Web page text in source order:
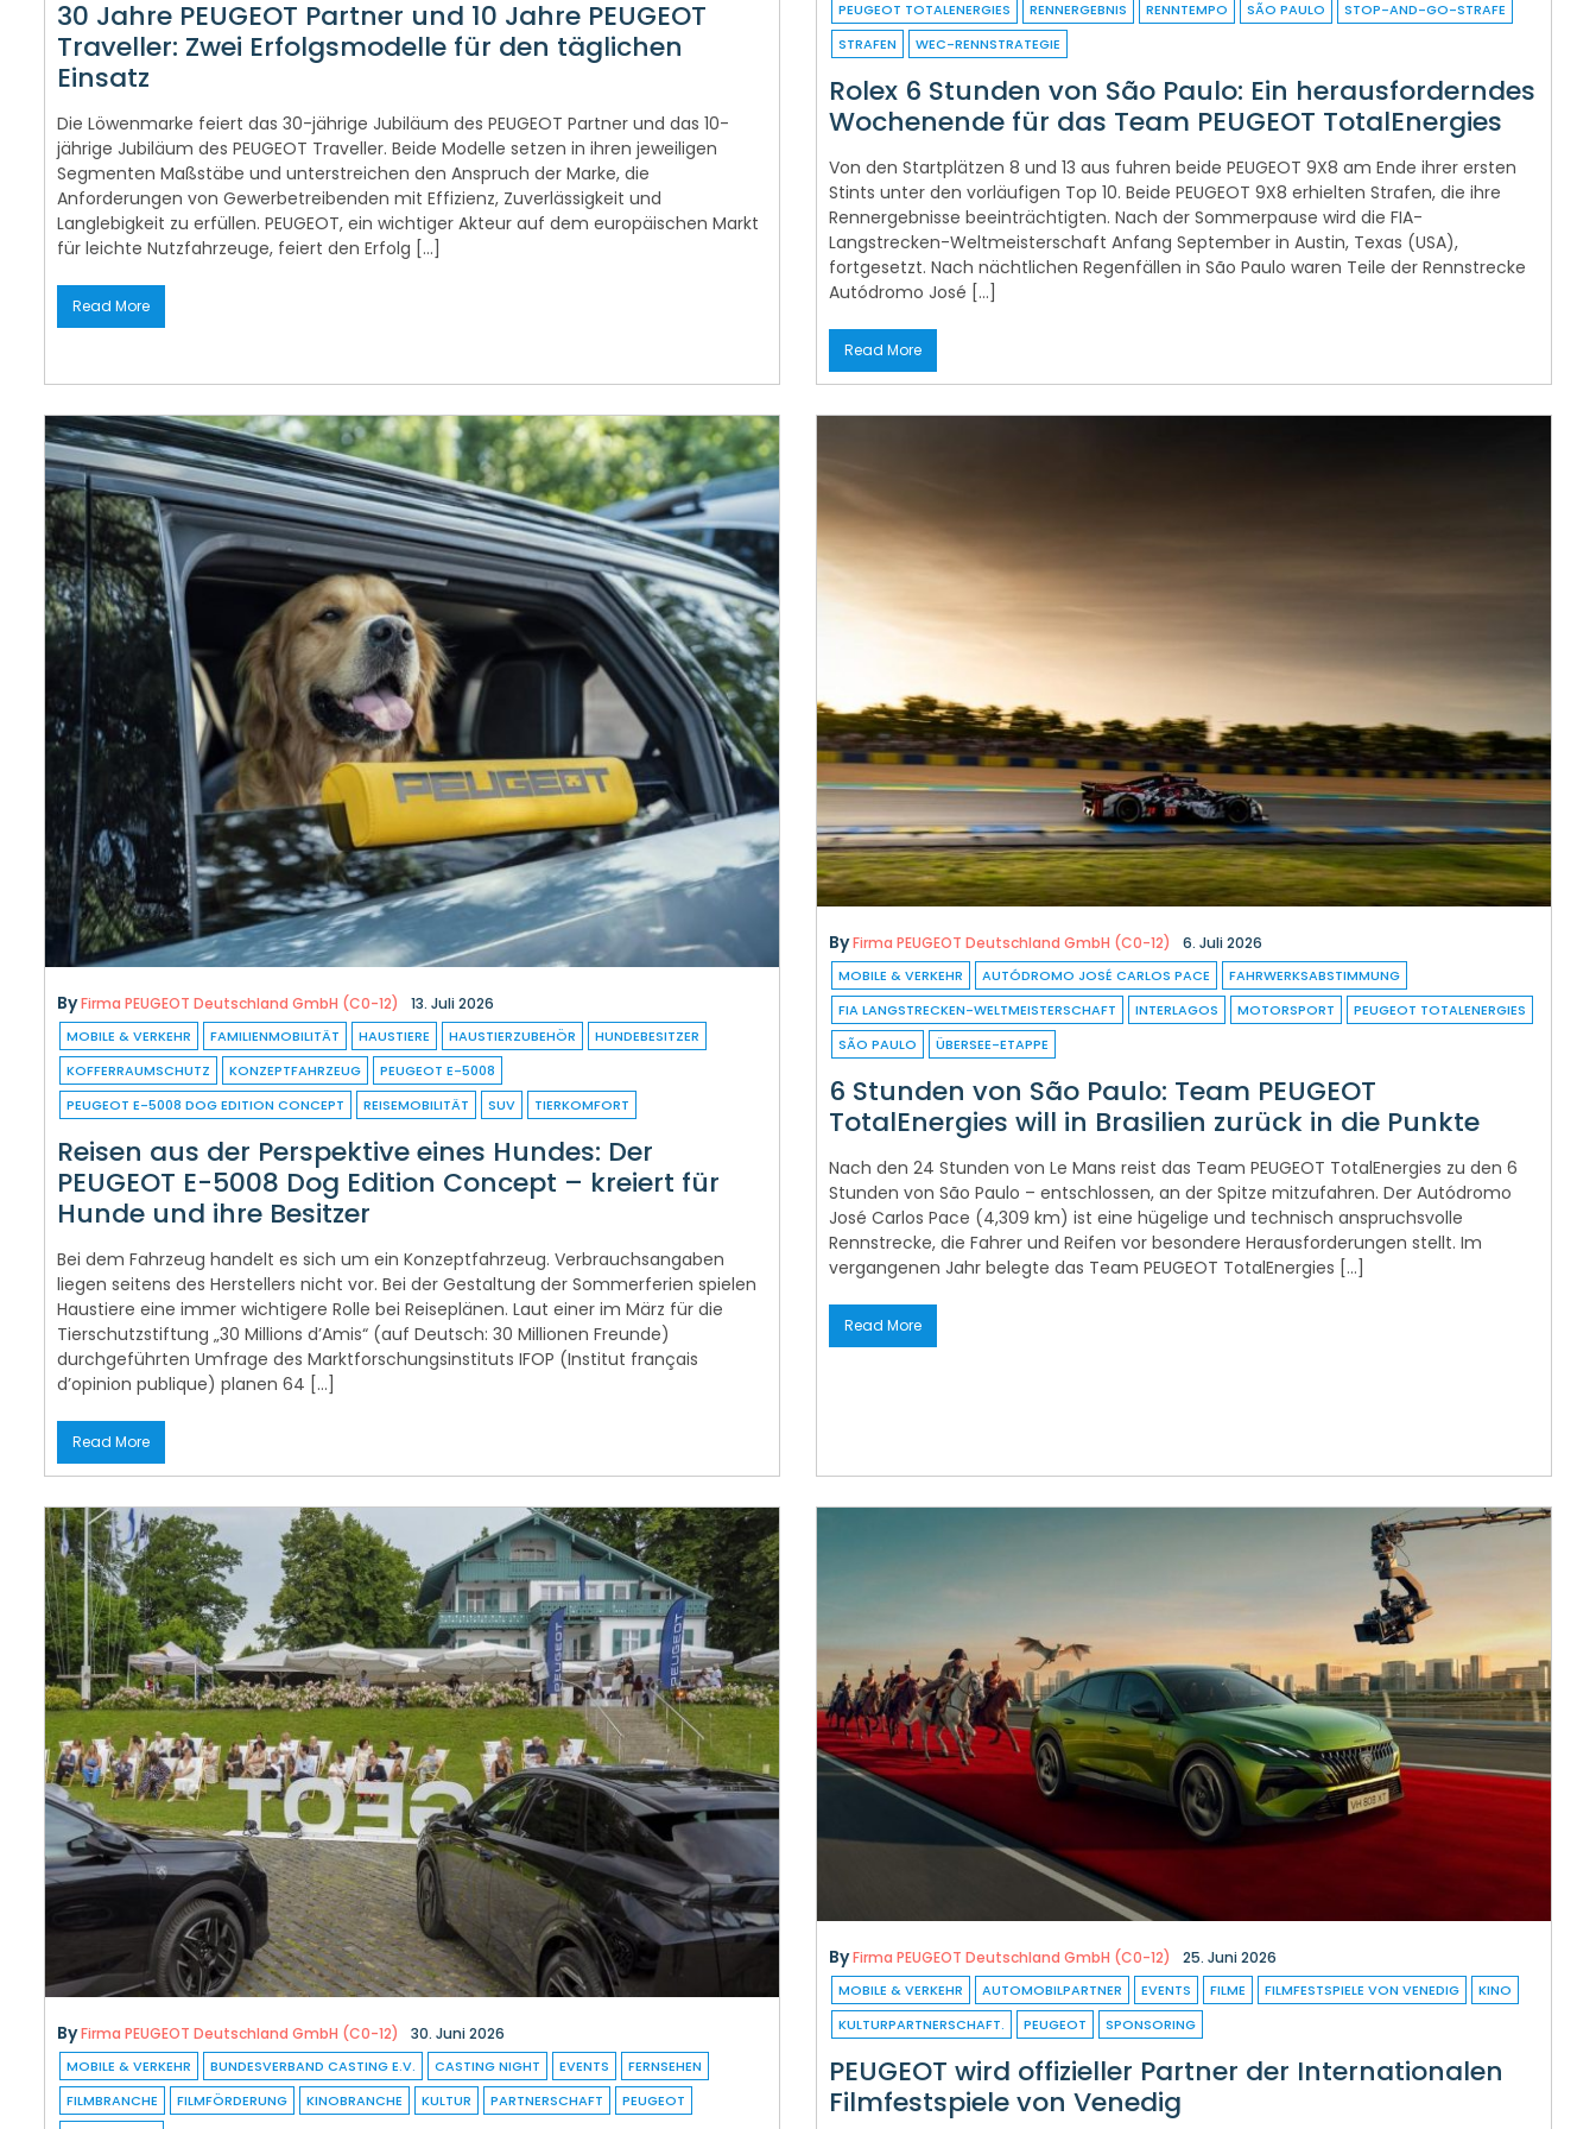
30 Jahre PEUGEOT Partner und 10 Jahre PEUGEOT
Traveller: Zwei Erfolgsmodelle für den täglichen
Einsatz
Die Löwenmarke feiert das 30-jährige Jubiläum des PEUGEOT Partner und das 10-
jährige Jubiläum des PEUGEOT Traveller. Beide Modelle setzen in ihren jeweiligen
Segmenten Maßstäbe und unterstreichen den Anspruch der Marke, die
Anforderungen von Gewerbetreibenden mit Effizienz, Zuverlässigkeit und
Langlebigkeit zu erfüllen. PEUGEOT, ein wichtiger Akteur auf dem europäischen Markt
für leichte Nutzfahrzeuge, feiert den Erfolg […]
Read More
PEUGEOT TOTALENERGIES RENNERGEBNIS RENNTEMPO SÃO PAULO
STOP-AND-GO-STRAFE
STRAFEN
WEC-RENNSTRATEGIE
Rolex 6 Stunden von São Paulo: Ein herausforderndes
Wochenende für das Team PEUGEOT TotalEnergies
Von den Startplätzen 8 und 13 aus fuhren beide PEUGEOT 9X8 am Ende ihrer ersten
Stints unter den vorläufigen Top 10. Beide PEUGEOT 9X8 erhielten Strafen, die ihre
Rennergebnisse beeinträchtigten. Nach der Sommerpause wird die FIA-
Langstrecken-Weltmeisterschaft Anfang September in Austin, Texas (USA),
fortgesetzt. Nach nächtlichen Regenfällen in São Paulo waren Teile der Rennstrecke
Autódromo José […]
Read More
ByFirma PEUGEOT Deutschland GmbH (C0-12) 13. Juli 2026
MOBILE & VERKEHR FAMILIENMOBILITÄT HAUSTIERE HAUSTIERZUBEHÖR
HUNDEBESITZER
KOFFERRAUMSCHUTZ
KONZEPTFAHRZEUG
PEUGEOT E-5008
PEUGEOT E-5008 DOG EDITION CONCEPT
REISEMOBILITÄT SUV TIERKOMFORT
Reisen aus der Perspektive eines Hundes: Der
PEUGEOT E-5008 Dog Edition Concept – kreiert für
Hunde und ihre Besitzer
Bei dem Fahrzeug handelt es sich um ein Konzeptfahrzeug. Verbrauchsangaben
liegen seitens des Herstellers nicht vor. Bei der Gestaltung der Sommerferien spielen
Haustiere eine immer wichtigere Rolle bei Reiseplänen. Laut einer im März für die
Tierschutzstiftung „30 Millions d’Amis“ (auf Deutsch: 30 Millionen Freunde)
durchgeführten Umfrage des Marktforschungsinstituts IFOP (Institut français
d’opinion publique) planen 64 […]
Read More
ByFirma PEUGEOT Deutschland GmbH (C0-12) 6. Juli 2026
MOBILE & VERKEHR AUTÓDROMO JOSÉ CARLOS PACE
FAHRWERKSABSTIMMUNG
FIA LANGSTRECKEN-WELTMEISTERSCHAFT
INTERLAGOS MOTORSPORT
PEUGEOT TOTALENERGIES
SÃO PAULO
ÜBERSEE-ETAPPE
6 Stunden von São Paulo: Team PEUGEOT
TotalEnergies will in Brasilien zurück in die Punkte
Nach den 24 Stunden von Le Mans reist das Team PEUGEOT TotalEnergies zu den 6
Stunden von São Paulo – entschlossen, an der Spitze mitzufahren. Der Autódromo
José Carlos Pace (4,309 km) ist eine hügelige und technisch anspruchsvolle
Rennstrecke, die Fahrer und Reifen vor besondere Herausforderungen stellt. Im
vergangenen Jahr belegte das Team PEUGEOT TotalEnergies […]
Read More
ByFirma PEUGEOT Deutschland GmbH (C0-12) 30. Juni 2026
MOBILE & VERKEHR BUNDESVERBAND CASTING E.V. CASTING NIGHT EVENTS
FERNSEHEN
FILMBRANCHE
FILMFÖRDERUNG KINOBRANCHE KULTUR PARTNERSCHAFT
PEUGEOT
ByFirma PEUGEOT Deutschland GmbH (C0-12) 25. Juni 2026
MOBILE & VERKEHR AUTOMOBILPARTNER EVENTS FILME FILMFESTSPIELE VON VENEDIG
KINO
KULTURPARTNERSCHAFT.
PEUGEOT SPONSORING
PEUGEOT wird offizieller Partner der Internationalen
Filmfestspiele von Venedig